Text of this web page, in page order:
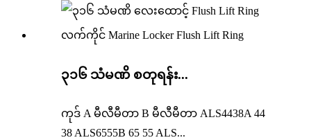
၃၁၆ သံမဏိ စတုရန်း...
ကုဒ် A မီလီမီတာ B မီလီမီတာ ALS4438A 44
38 ALS6555B 65 55 ALS...